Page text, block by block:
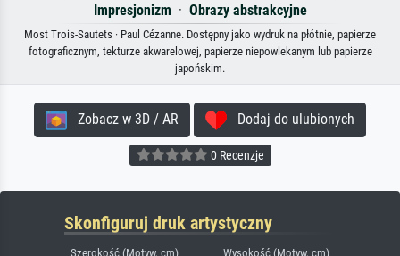
Impresjonizm · Obrazy abstrakcyjne
Most Trois-Sautets · Paul Cézanne. Dostępny jako wydruk na płótnie, papierze
fotograficznym, tekturze akwarelowej, papierze niepowlekanym lub papierze
japońskim.
Zobacz w 3D / AR Dodaj do ulubionych
0 Recenzje
Skonfiguruj druk artystyczny
Szerokość (Motyw, cm) Wysokość (Motyw, cm)